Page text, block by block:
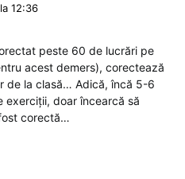
12:36
peste 60 de lucrări pe
acest demers), corectează
de la clasă… Adică, încă 5-6
exerciții, doar încearcă să
corectă…